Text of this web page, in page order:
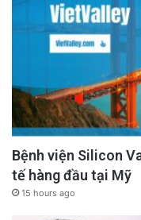
Bệnh viện Silicon
tế hàng đầu tại Mỹ
15 hours ago